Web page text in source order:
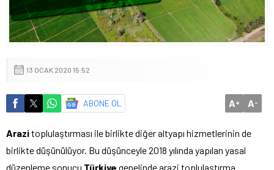
13 OCAK 2020 15:52
ABONE OL A+ A-
Arazitoplulaştırması ile birlikte diğer altyapı hizmetlerinin de
birlikte düşünülüyor. Bu düşünceyle 2018 yılında yapılan yasal
düzenleme sonucu Türkiye genelinde arazi toplulaştırma